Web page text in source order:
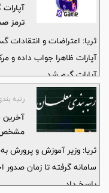
ترمز
ثریا: اعتراضات و
آپارات ظاهرا جواب داده و
آپارات گیم شد.
رتبه
آخرین
ثریا: وزیر آموزش و پرورش
سامانه گرفته تا زمان
پاسخ داد.